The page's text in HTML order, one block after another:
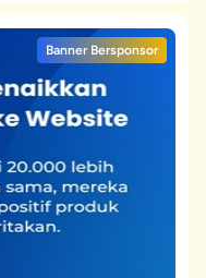
Banner Bersponsor